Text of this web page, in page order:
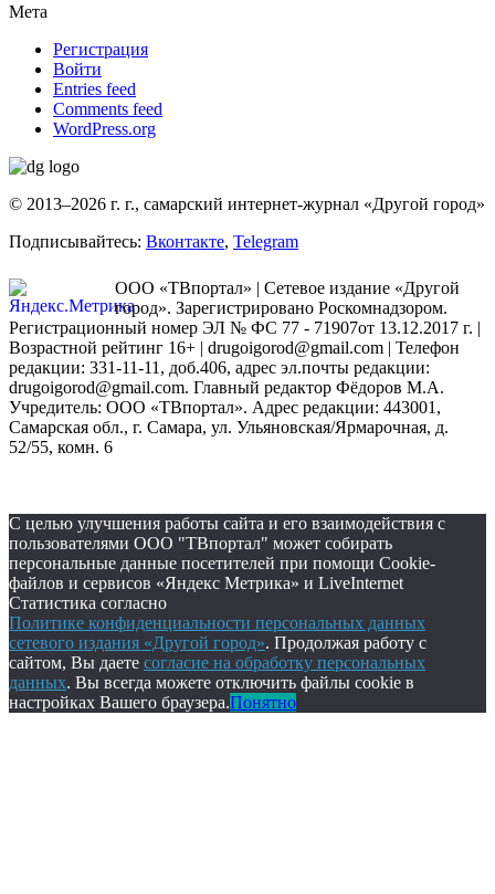
Мета
Регистрация
Войти
Entries feed
Comments feed
WordPress.org
© 2013–2026 г. г., самарский интернет-журнал «Другой город»
Подписывайтесь: Вконтакте, Telegram
ООО «ТВпортал» | Сетевое издание «Другой
город». Зарегистрировано Роскомнадзором.
Регистрационный номер ЭЛ № ФС 77 - 71907от 13.12.2017 г. |
Возрастной рейтинг 16+ | drugoigorod@gmail.com | Телефон
редакции: 331-11-11, доб.406, адрес эл.почты редакции:
drugoigorod@gmail.com. Главный редактор Фёдоров М.А.
Учредитель: ООО «ТВпортал». Адрес редакции: 443001,
Самарская обл., г. Самара, ул. Ульяновская/Ярмарочная, д.
52/55, комн. 6
С целью улучшения работы сайта и его взаимодействия с
пользователями ООО "ТВпортал" может собирать
персональные данные посетителей при помощи Cookie-
файлов и сервисов «Яндекс Метрика» и LiveInternet
Статистика согласно
Политике конфиденциальности персональных данных
сетевого издания «Другой город». Продолжая работу с
сайтом, Вы даете согласие на обработку персональных
данных. Вы всегда можете отключить файлы cookie в
настройках Вашего браузера.Понятно